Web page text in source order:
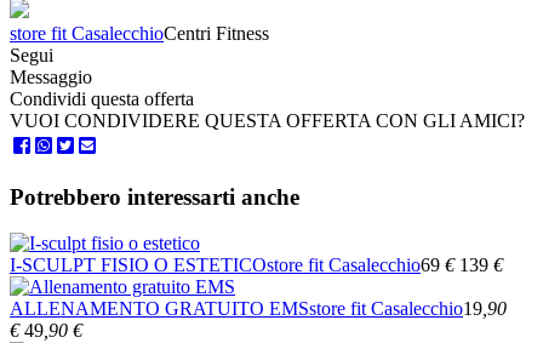
store fit CasalecchioCentri Fitness
Segui
Messaggio
Condividi questa offerta
VUOI CONDIVIDERE QUESTA OFFERTA CON GLI AMICI?
Potrebbero interessarti anche
I-SCULPT FISIO O ESTETICOstore fit Casalecchio69 € 139 €
ALLENAMENTO GRATUITO EMSstore fit Casalecchio19,90
€ 49,90 €